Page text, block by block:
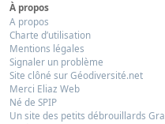
À propos
A propos
Charte d’utilisation
Mentions légales
Signaler un problème
Site clôné sur Géodiversité.net
Merci Eliaz Web
Né de SPIP
Un site des petits débrouillards